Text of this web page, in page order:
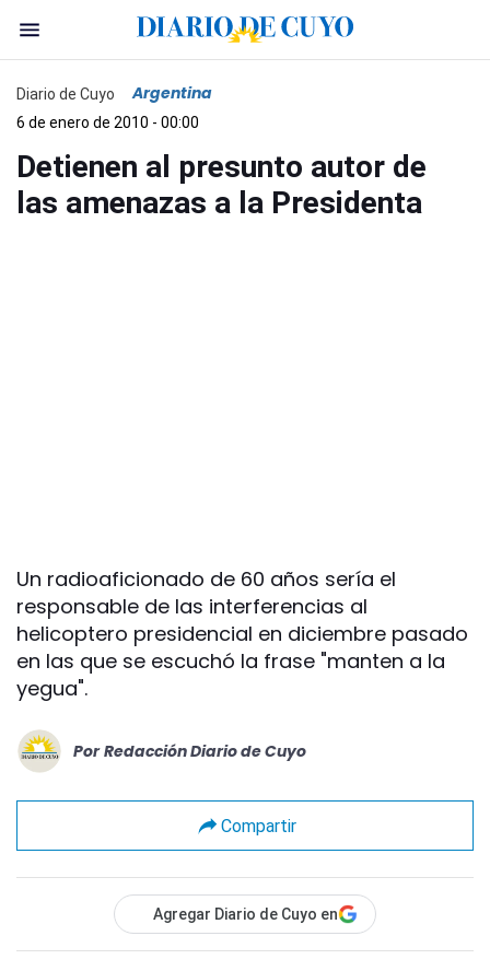
Diario de Cuyo Argentina
6 de enero de 2010 - 00:00
Detienen al presunto autor de
las amenazas a la Presidenta
Un radioaficionado de 60 años sería el
responsable de las interferencias al
helicoptero presidencial en diciembre pasado
en las que se escuchó la frase "manten a la
yegua".
Por Redacción Diario de Cuyo
Compartir
Agregar Diario de Cuyo en